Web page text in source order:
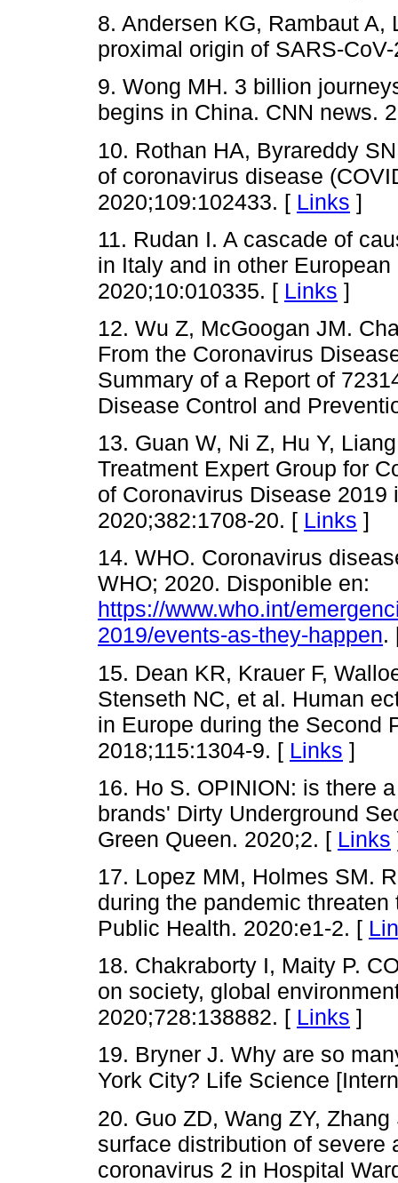
8. Andersen KG, Rambaut A,
proximal origin of SARS-
9. Wong MH. 3 billion
begins in China. CNN news.
10. Rothan HA, Byrareddy
of coronavirus disease
2020;109:102433. [ Links ]
11. Rudan I. A cascade of
in Italy and in other
2020;10:010335. [ Links ]
12. Wu Z, McGoogan JM.
From the Coronavirus
Summary of a Report of
Disease Control and
13. Guan W, Ni Z, Hu Y,
Treatment Expert Group for
of Coronavirus Disease 2019
2020;382:1708-20. [ Links ]
14. WHO. Coronavirus
WHO; 2020. Disponible en:
https://www.who.int/
2019/events-as-they-happen.
15. Dean KR, Krauer F,
Stenseth NC, et al. Human
in Europe during the Second
2018;115:1304-9. [ Links ]
16. Ho S. OPINION: is there
brands' Dirty Underground
Green Queen. 2020;2. [ Links
17. Lopez MM, Holmes SM.
during the pandemic
Public Health. 2020:e1-2. [
18. Chakraborty I, Maity P.
on society, global
2020;728:138882. [ Links ]
19. Bryner J. Why are so
York City? Life Science
20. Guo ZD, Wang ZY,
surface distribution of severe
coronavirus 2 in Hospital